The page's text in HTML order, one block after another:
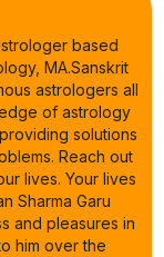
based
MA.Sanskrit
astrologers all
of astrology
solutions
Reach out
lives. Your lives
Sharma Garu
and pleasures in
him over the